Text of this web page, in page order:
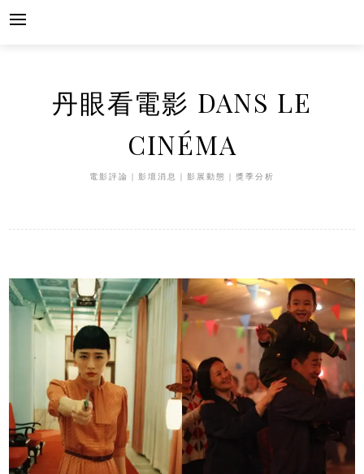
Skip
丹眼看電影 DANS LE
CINÉMA
電影評論｜影壇消息｜影展動態｜獎季分析